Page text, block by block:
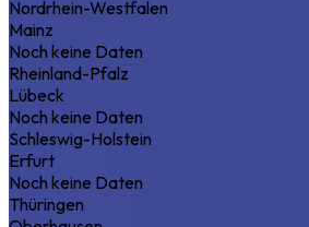
Nordrhein-Westfalen
Mainz
Noch keine Daten
Rheinland-Pfalz
Lübeck
Noch keine Daten
Schleswig-Holstein
Erfurt
Noch keine Daten
Thüringen